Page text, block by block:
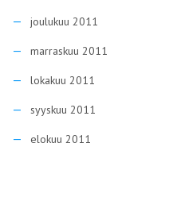
joulukuu 2011
marraskuu 2011
lokakuu 2011
syyskuu 2011
elokuu 2011